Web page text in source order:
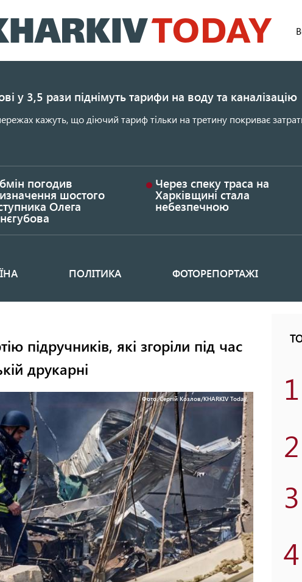
до
основного
у 3,5 рази піднімуть тарифи на воду та каналізацію
кажуть, що діючий тариф тільки на третину покриває
погодив
шостого
Олега
Через спеку траса на
Харківщині стала
небезпечною
ПОЛІТИКА ФОТОРЕПОРТАЖІ
підручників, які згоріли під час
друкарні
Фото: Сергій Козлов/KHARKIV Today. 1
2
3
4